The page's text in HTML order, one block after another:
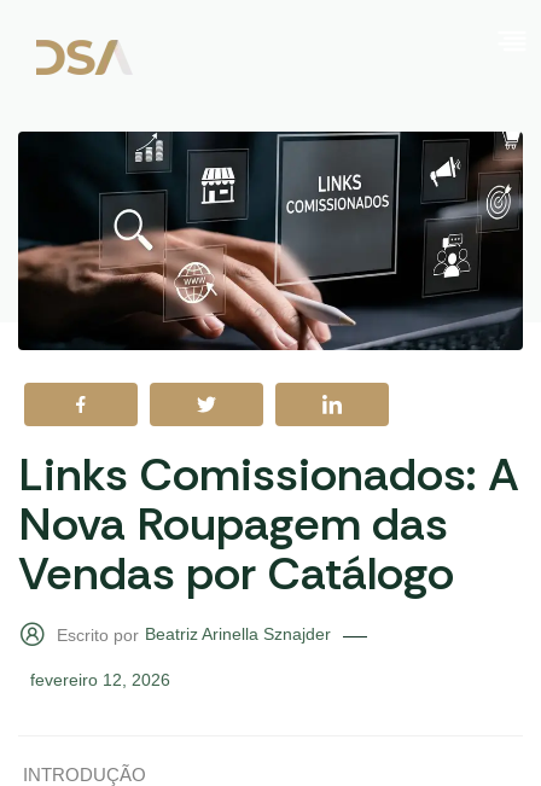
Links Comissionados: A
Nova Roupagem das
Vendas por Catálogo
Escrito por Beatriz Arinella Sznajder
fevereiro 12, 2026
INTRODUÇÃO